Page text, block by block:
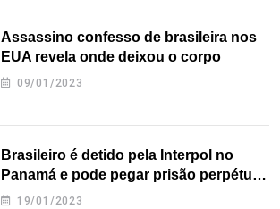
Assassino confesso de brasileira nos
EUA revela onde deixou o corpo
09/01/2023
Brasileiro é detido pela Interpol no
Panamá e pode pegar prisão perpétua
nos EUA
19/01/2023